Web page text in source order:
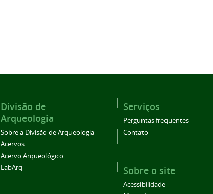
Divisão de
Arqueologia
Sobre a Divisão de Arqueologia
Acervos
Acervo Arqueológico
LabArq
Serviços
Perguntas frequentes
Contato
Sobre o site
Acessibilidade